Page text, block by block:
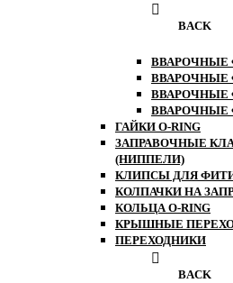
BACK
ВВАРОЧНЫЕ
ВВАРОЧНЫЕ
ВВАРОЧНЫЕ
ВВАРОЧНЫЕ
ГАЙКИ O-RING
ЗАПРАВОЧНЫЕ
(НИППЕЛИ)
КЛИПСЫ ДЛЯ
КОЛПАЧКИ НА
КОЛЬЦА O-RING
КРЫШНЫЕ
ПЕРЕХОДНИКИ
BACK